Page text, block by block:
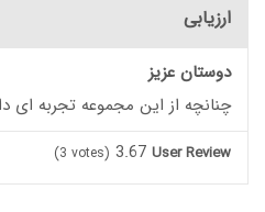
ارزیابی
دوستان عزیز
چنانچه از این مجموعه تجربه ای
User Review
3.67
(3 votes)